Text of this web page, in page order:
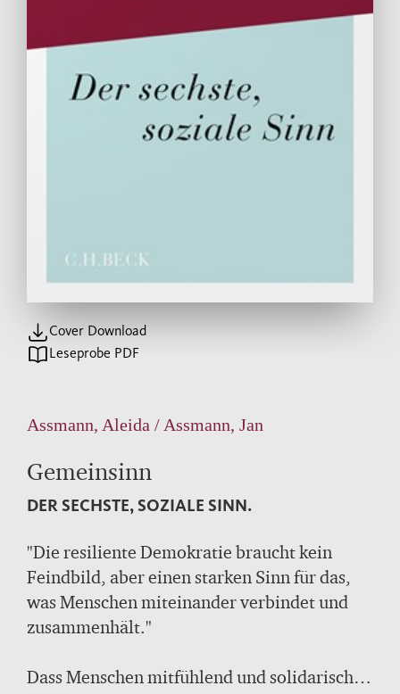
Cover Download
Leseprobe PDF
Assmann, Aleida / Assmann, Jan
Gemeinsinn
DER SECHSTE, SOZIALE SINN.
"Die resiliente Demokratie braucht kein
Feindbild, aber einen starken Sinn für das,
was Menschen miteinander verbindet und
zusammenhält."
Dass Menschen mitfühlend und solidarisch